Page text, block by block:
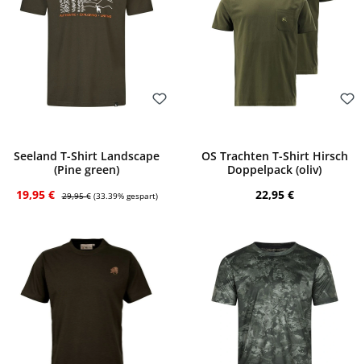
Seeland T-Shirt Landscape
(Pine green)
Verkaufspreis:
19,95 € 29,95 € (33.39% gespart)
OS Trachten T-Shirt Hirsch
Doppelpack (oliv)
Regulärer Preis:
22,95 €